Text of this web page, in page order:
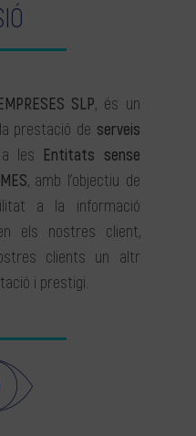
SLP, és un
prestació de serveis
les Entitats sense
, amb l’objectiu de
a la informació
els nostres client,
clients un altr
i prestigi.